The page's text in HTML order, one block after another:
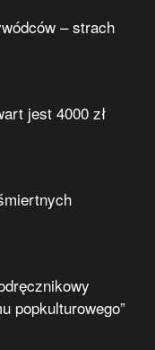
– strach
jest 4000 zł
popkulturowego”